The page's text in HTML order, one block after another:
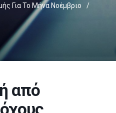
Για Το Μήνα Νοέμβριο
/
από